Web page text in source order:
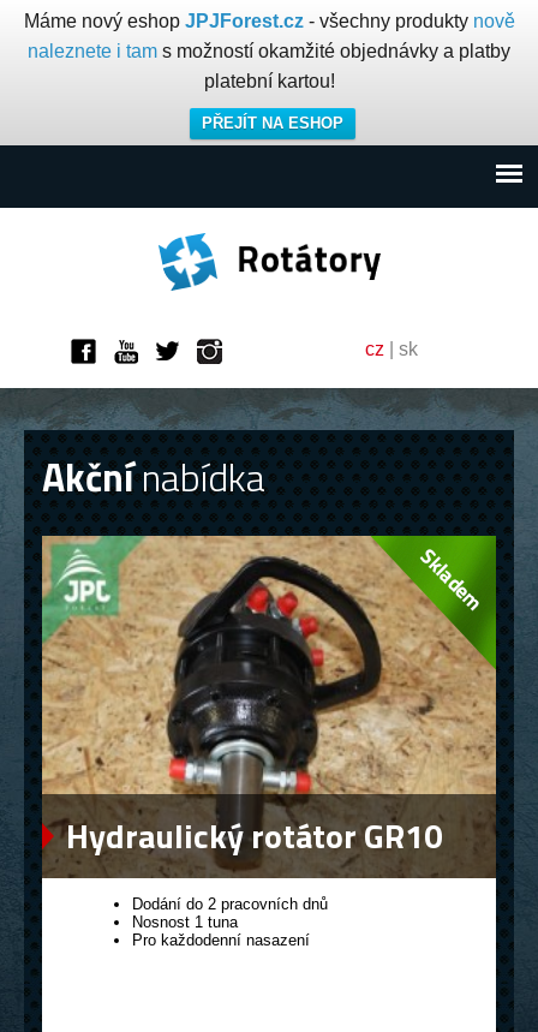
Máme nový eshop JPJForest.cz- všechny produkty nově
naleznete i tam s možností okamžité objednávky a platby
platební kartou!
PŘEJÍT NA ESHOP
cz sk
Akčnínabídka
Hydraulický rotátor GR10
Dodání do 2 pracovních dnů
Nosnost 1 tuna
Pro každodenní nasazení